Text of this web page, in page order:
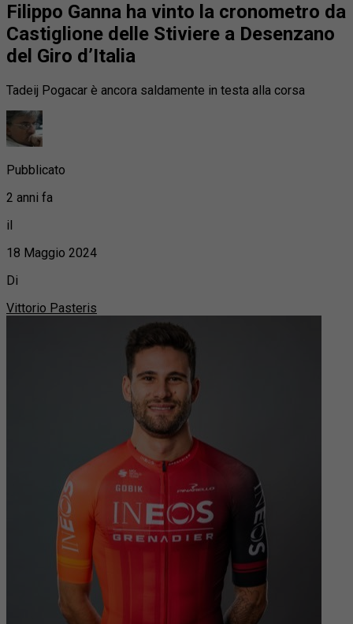
Filippo Ganna ha vinto la cronometro da
Castiglione delle Stiviere a Desenzano
del Giro d’Italia
Tadeij Pogacar è ancora saldamente in testa alla corsa
Pubblicato
2 anni fa
il
18 Maggio 2024
Di
Vittorio Pasteris